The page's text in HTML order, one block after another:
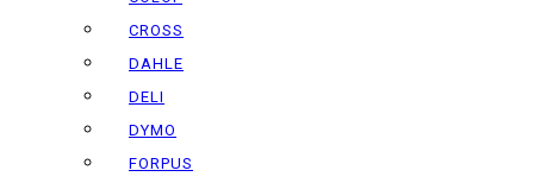
CROSS
DAHLE
DELI
DYMO
FORPUS